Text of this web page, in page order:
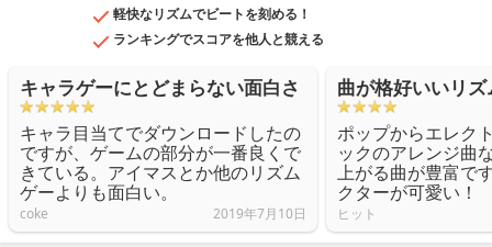
軽快なリズムでビートを刻める！
ランキングでスコアを他人と競える
キャラゲーにとどまらない面白さ
キャラ目当てでダウンロードしたの
ですが、ゲームの部分が一番良くで
きている。アイマスとか他のリズム
ゲーよりも面白い。
coke 2019年7月10日
曲が格好いいリズ
ポップからエレク
ックのアレンジ曲
上がる曲が豊富で
クターが可愛い！
ヒット